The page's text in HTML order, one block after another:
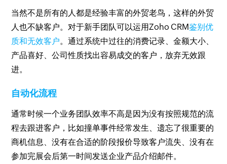
当然不是所有的人都是经验丰富的外贸老鸟，这样的外贸
人也不缺客户。对于新手团队可以运用Zoho CRM鉴别优
质和无效客户。通过系统中过往的消费记录、金额大小、
产品喜好、公司性质找出容易成交的客户，放弃无效跟
进。
自动化流程
通常时候一个业务团队效率不高是因为没有按照规范的流
程去跟进客户，比如撞单事件经常发生、遗忘了很重要的
商机信息、没有在合适的阶段报价导致客户流失、没有在
参加完展会后第一时间发送企业产品介绍邮件。